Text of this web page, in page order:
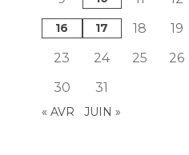
16 17 18 19
23
24 25 26
30
31
« AVR JUIN »